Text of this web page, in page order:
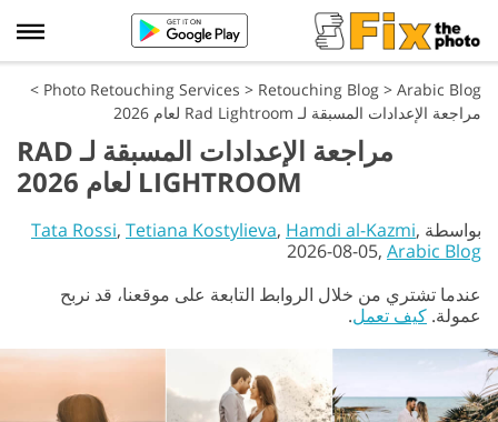
Photo Retouching Services > Retouching Blog > Arabic Blog
>
مراجعة الإعدادات المسبقة لـ Rad Lightroom لعام 2026
مراجعة الإعدادات المسبقة لـ RAD
LIGHTROOM لعام 2026
بواسطة Tata Rossi, Tetiana Kostylieva, Hamdi al-Kazmi,
2026-08-05, Arabic Blog
عندما تشتري من خلال الروابط التابعة على موقعنا، قد نربح
عمولة. كيف تعمل.